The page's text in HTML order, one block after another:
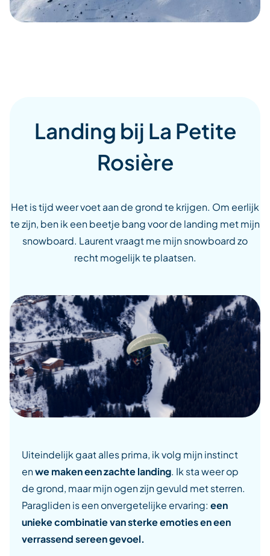
Landing bij La Petite
Rosière
Het is tijd weer voet aan de grond te krijgen. Om eerlijk
te zijn, ben ik een beetje bang voor de landing met mijn
snowboard. Laurent vraagt me mijn snowboard zo
recht mogelijk te plaatsen.
Uiteindelijk gaat alles prima, ik volg mijn instinct
enwe maken een zachte landing. Ik sta weer op
de grond, maar mijn ogen zijn gevuld met sterren.
Paragliden is een onvergetelijke ervaring: een
unieke combinatie van sterke emoties en een
verrassend sereen gevoel.